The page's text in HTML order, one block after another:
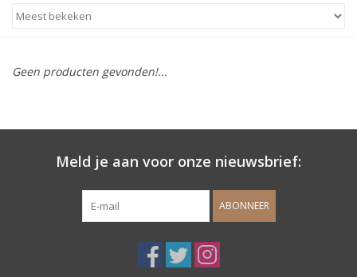
Geen producten gevonden!...
Meld je aan voor onze nieuwsbrief:
ABONNEER